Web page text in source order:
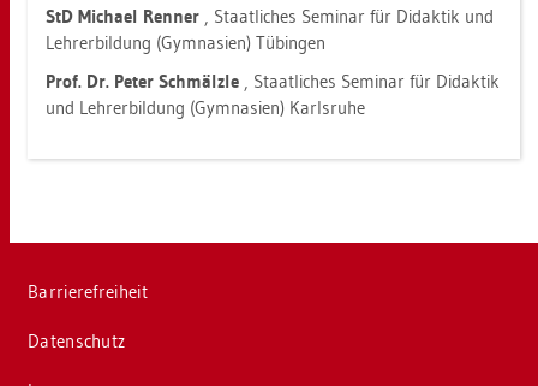
StD Mi­cha­el Ren­ner , Staat­li­ches Se­mi­nar für Di­dak­tik und
Leh­rer­bil­dung (Gym­na­si­en) Tü­bin­gen
Prof. Dr. Peter Schmälz­le , Staat­li­ches Se­mi­nar für Di­dak­tik
und Leh­rer­bil­dung (Gym­na­si­en) Karls­ru­he
Bar­rie­re­frei­heit
Da­ten­schutz